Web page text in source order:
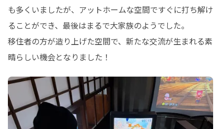
も多くいましたが、アットホームな空間ですぐに打ち解け
ることができ、最後はまるで大家族のようでした。
移住者の方が造り上げた空間で、新たな交流が生まれる素
晴らしい機会となりました！